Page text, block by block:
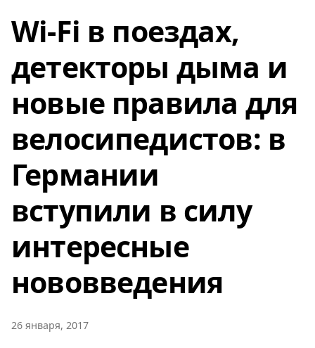
Wi-Fi в поездах,
детекторы дыма и
новые правила для
велосипедистов: в
Германии
вступили в силу
интересные
нововведения
26 января, 2017